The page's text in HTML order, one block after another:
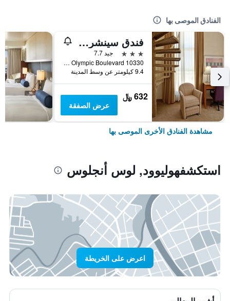
الفنادق الموصى بها
فندق سينشري بارك إل إيه
3 نجوم
جيد 7.7
10330 West Olympic Boulevard, لوس أنجلوس, CA, الولايات المتحدة الأميريكية
9.4 كيلومتر عن وسط المدينة
632 ﷼
عرض الصفقة
مشاهدة الفنادق الأخرى الموصى بها
استكشفهوليوود, لوس أنجلوس
اعرض على الخريطة